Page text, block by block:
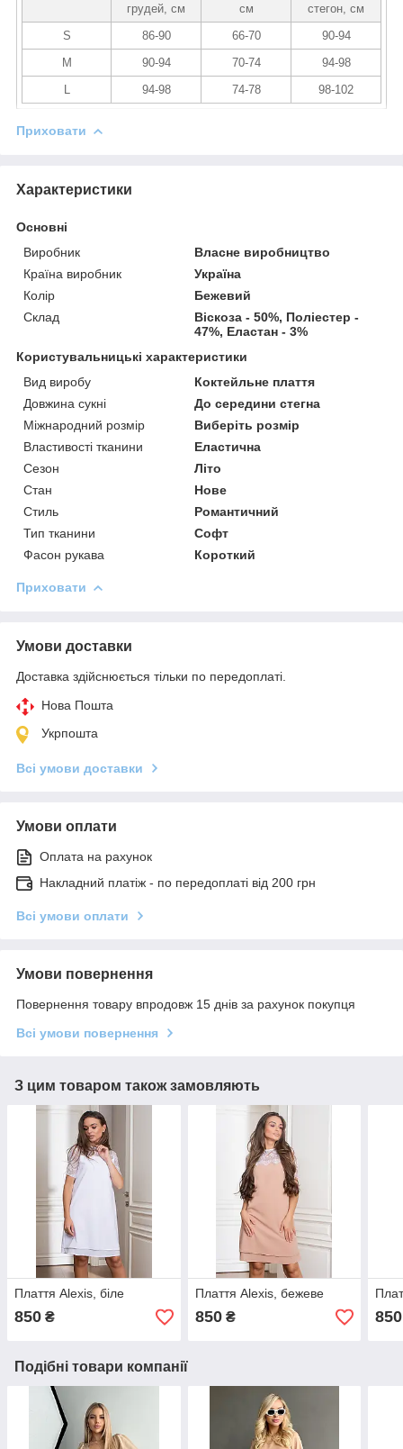
грудей, см
см
стегон, см
S
86-90 66-70
90-94
M
90-94 70-74
94-98
94-98 74-78 98-102
Приховати
Характеристики
Основні
Виробник
Власне виробництво
Країна виробник
Україна
Колір
Бежевий
Склад
Віскоза - 50%, Поліестер -
47%, Еластан - 3%
Користувальницькі характеристики
Вид виробу
Коктейльне плаття
Довжина сукні
До середини стегна
Міжнародний розмір
Виберіть розмір
Властивості тканини
Еластична
Сезон
Літо
Стан
Нове
Стиль
Романтичний
Тип тканини
Софт
Фасон рукава
Короткий
Приховати
Умови доставки
Доставка здійснюється тільки по передоплаті.
Нова Пошта
Укрпошта
Всі умови доставки
Умови оплати
Оплата на рахунок
Накладний платіж - по передоплаті від 200 грн
Всі умови оплати
Умови повернення
Повернення товару впродовж 15 днів за рахунок покупця
Всі умови повернення
З цим товаром також замовляють
Плаття Alexis, біле
850 ₴
Плаття Alexis, бежеве
850₴ 850
Подібні товари компанії